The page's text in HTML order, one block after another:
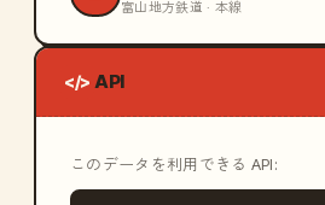
富山地方鉄道 · 本線
</> API
このデータを利用できる API: